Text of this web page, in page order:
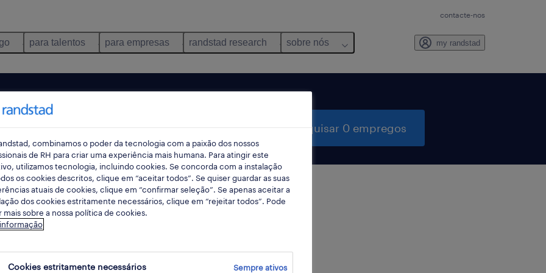
contacte-nos
para talentos para empresas randstad research sobre nós my randstad
pesquisar 0 empregos
resultados para a sua pesquisa.
combinamos o poder da tecnologia com a paixão dos nossos
de RH para criar uma experiência mais humana. Para atingir este
utilizamos tecnologia, incluindo cookies. Se concorda com a instalação
os cookies descritos, clique em “aceitar todos”. Se quiser guardar as suas
atuais de cookies, clique em “confirmar seleção”. Se apenas aceitar a
dos cookies estritamente necessários, clique em “rejeitar todos”. Pode
mais sobre a nossa política de cookies.
Cookies estritamente necessários Sempre ativos